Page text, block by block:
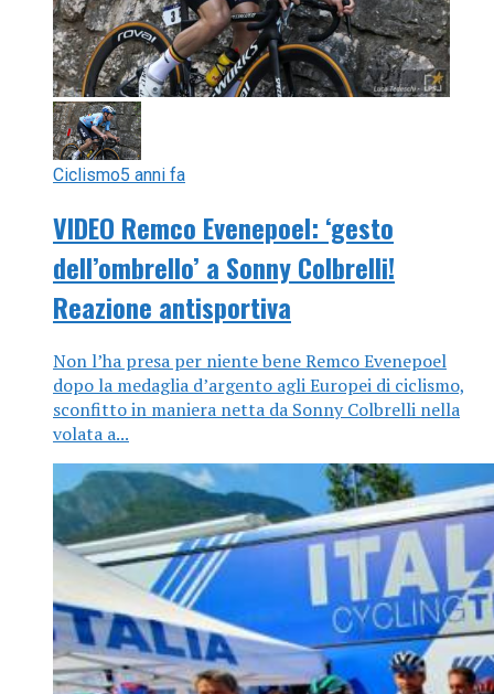
Ciclismo5 anni fa
VIDEO Remco Evenepoel: ‘gesto
dell’ombrello’ a Sonny Colbrelli!
Reazione antisportiva
Non l’ha presa per niente bene Remco Evenepoel
dopo la medaglia d’argento agli Europei di ciclismo,
sconfitto in maniera netta da Sonny Colbrelli nella
volata a...